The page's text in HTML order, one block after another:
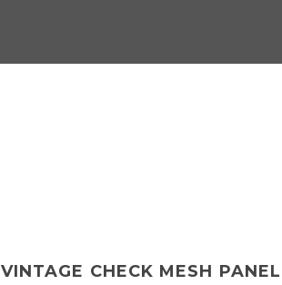
VINTAGE CHECK MESH